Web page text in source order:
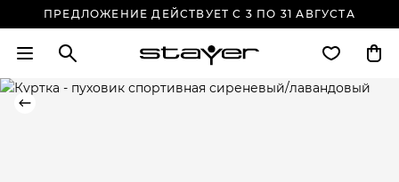
ПРЕДЛОЖЕНИЕ ДЕЙСТВУЕТ С 3 ПО 31 АВГУСТА